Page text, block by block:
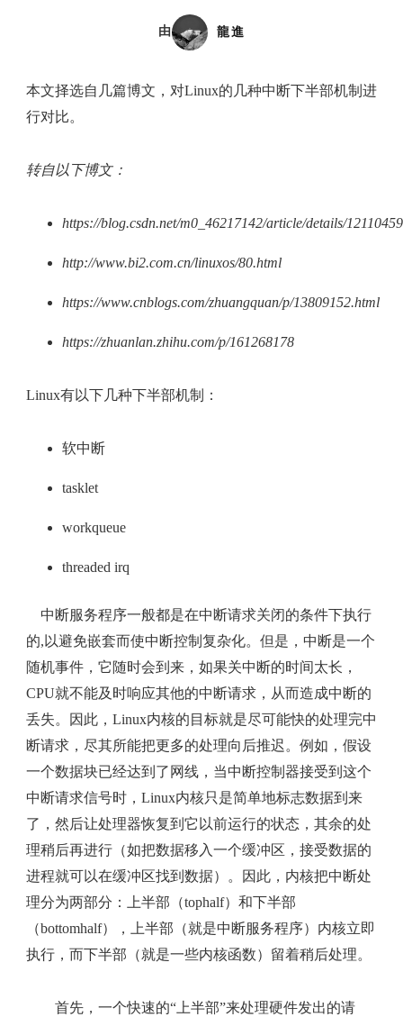
对
由 龍進
本文择选自几篇博文，对Linux的几种中断下半部机制进
行对比。
转自以下博文：
https://blog.csdn.net/m0_46217142/article/details/
http://www.bi2.com.cn/linuxos/80.html
https://www.cnblogs.com/zhuangquan/p/13809152.html
https://zhuanlan.zhihu.com/p/161268178
Linux有以下几种下半部机制：
软中断
tasklet
workqueue
threaded irq
中断服务程序一般都是在中断请求关闭的条件下执行
的,以避免嵌套而使中断控制复杂化。但是，中断是一个
随机事件，它随时会到来，如果关中断的时间太长，
CPU就不能及时响应其他的中断请求，从而造成中断的
丢失。因此，Linux内核的目标就是尽可能快的处理完中
断请求，尽其所能把更多的处理向后推迟。例如，假设
一个数据块已经达到了网线，当中断控制器接受到这个
中断请求信号时，Linux内核只是简单地标志数据到来
了，然后让处理器恢复到它以前运行的状态，其余的处
理稍后再进行（如把数据移入一个缓冲区，接受数据的
进程就可以在缓冲区找到数据）。因此，内核把中断处
理分为两部分：上半部（tophalf）和下半部
（bottomhalf），上半部（就是中断服务程序）内核立即
执行，而下半部（就是一些内核函数）留着稍后处理。
首先，一个快速的“上半部”来处理硬件发出的请